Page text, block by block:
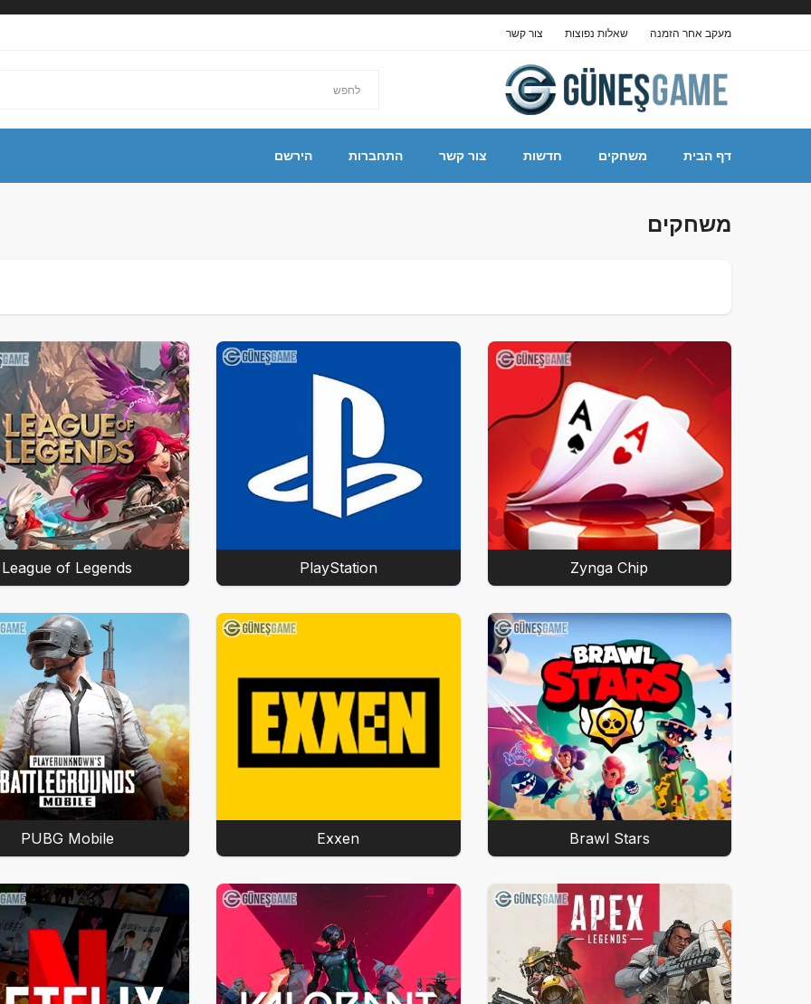
מעקב אחר הזמנה שאלות נפוצות צור קשר
דף הבית משחקים חדשות צור קשר התחברות הירשם
משחקים
Zynga Chip
PlayStation
League of Legends
Brawl Stars
Exxen
PUBG Mobile